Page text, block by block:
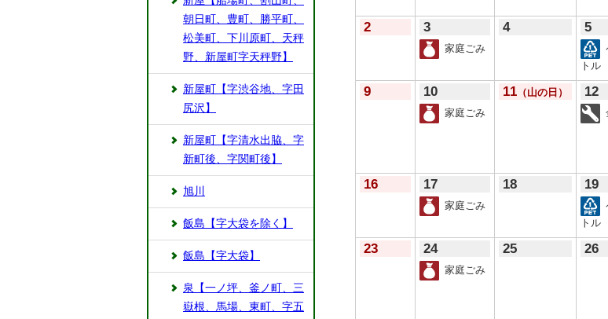
2
3
家庭ごみ
4 5
トル
9 10
家庭ごみ
11 （山の日） 12
16 17
家庭ごみ
18 19
トル
23 24
家庭ごみ
25 26
朝日町、豊町、勝平町、
松美町、下川原町、天秤
野、新屋町字天秤野】
新屋町【字渋谷地、字田
尻沢】
新屋町【字清水出脇、字
新町後、字関町後】
旭川
飯島【字大袋を除く】
飯島【字大袋】
泉【一ノ坪、釜ノ町、三
嶽根、馬場、東町、字五